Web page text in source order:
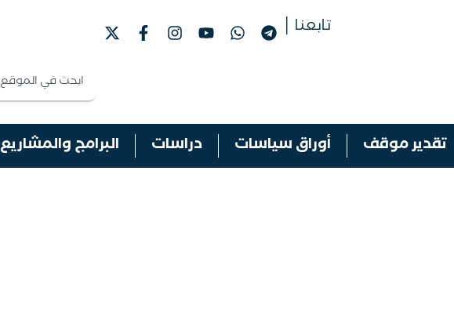
تابعنا │
تقدير موقف أوراق سياسات دراسات البرامج والمشاريع